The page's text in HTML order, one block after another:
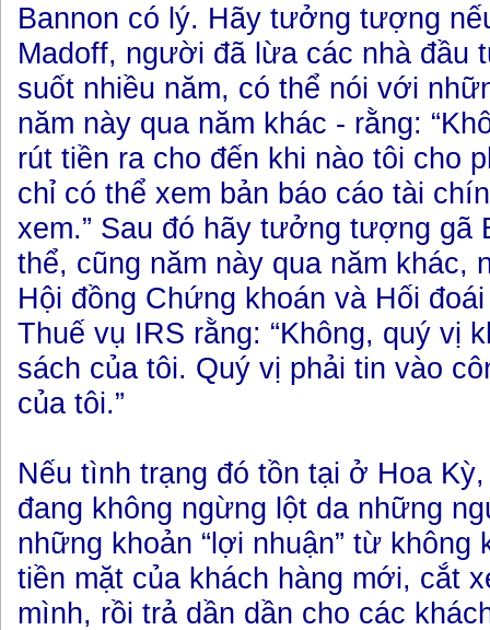
Bannon có lý. Hãy tưởng tượng
Madoff, người đã lừa các nhà đầu
suốt nhiều năm, có thể nói với
năm này qua năm khác - rằng:
rút tiền ra cho đến khi nào tôi cho
chỉ có thể xem bản báo cáo tài
xem.” Sau đó hãy tưởng tượng gã
thể, cũng năm này qua năm khác,
Hội đồng Chứng khoán và Hối
Thuế vụ IRS rằng: “Không, quý vị
sách của tôi. Quý vị phải tin vào
của tôi.”
Nếu tình trạng đó tồn tại ở Hoa
đang không ngừng lột da những
những khoản “lợi nhuận” từ không
tiền mặt của khách hàng mới, cắt
mình, rồi trả dần dần cho các